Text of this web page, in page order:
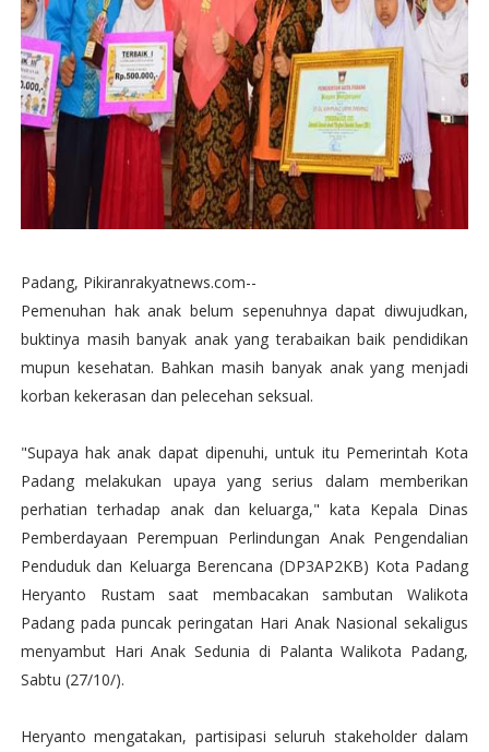
Padang, Pikiranrakyatnews.com--
Pemenuhan hak anak belum sepenuhnya dapat diwujudkan,
buktinya masih banyak anak yang terabaikan baik pendidikan
mupun kesehatan. Bahkan masih banyak anak yang menjadi
korban kekerasan dan pelecehan seksual.
"Supaya hak anak dapat dipenuhi, untuk itu Pemerintah Kota
Padang melakukan upaya yang serius dalam memberikan
perhatian terhadap anak dan keluarga," kata Kepala Dinas
Pemberdayaan Perempuan Perlindungan Anak Pengendalian
Penduduk dan Keluarga Berencana (DP3AP2KB) Kota Padang
Heryanto Rustam saat membacakan sambutan Walikota
Padang pada puncak peringatan Hari Anak Nasional sekaligus
menyambut Hari Anak Sedunia di Palanta Walikota Padang,
Sabtu (27/10/).
Heryanto mengatakan, partisipasi seluruh stakeholder dalam